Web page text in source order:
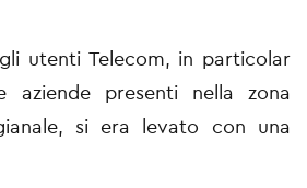
utenti Telecom, in particolar
aziende presenti nella zona
si era levato con una